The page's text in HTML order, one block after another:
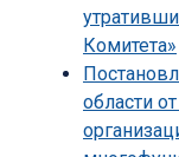
Комитета»
области